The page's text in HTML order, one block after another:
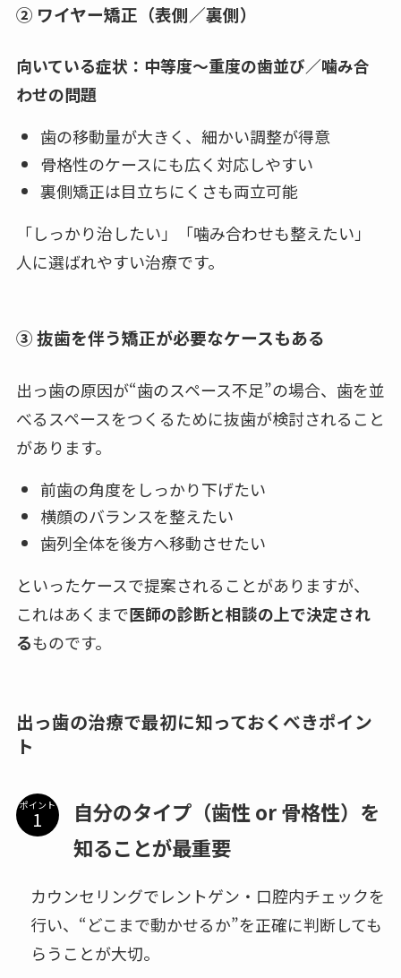
② ワイヤー矯正（表側／裏側）
向いている症状：中等度〜重度の歯並び／噛み合
わせの問題
歯の移動量が大きく、細かい調整が得意
骨格性のケースにも広く対応しやすい
裏側矯正は目立ちにくさも両立可能
「しっかり治したい」「噛み合わせも整えたい」
人に選ばれやすい治療です。
③ 抜歯を伴う矯正が必要なケースもある
出っ歯の原因が“歯のスペース不足”の場合、歯を並
べるスペースをつくるために抜歯が検討されること
があります。
前歯の角度をしっかり下げたい
横顔のバランスを整えたい
歯列全体を後方へ移動させたい
といったケースで提案されることがありますが、
これはあくまで医師の診断と相談の上で決定され
るものです。
出っ歯の治療で最初に知っておくべきポイン
ト
ポイント
自分のタイプ（歯性 or 骨格性）を
知ることが最重要
カウンセリングでレントゲン・口腔内チェックを
行い、“どこまで動かせるか”を正確に判断しても
らうことが大切。